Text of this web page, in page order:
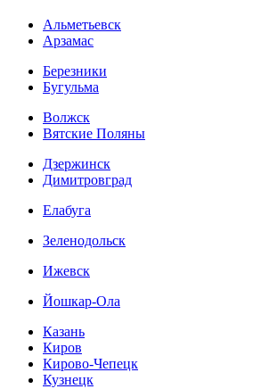
Альметьевск
Арзамас
Березники
Бугульма
Волжск
Вятские Поляны
Дзержинск
Димитровград
Елабуга
Зеленодольск
Ижевск
Йошкар-Ола
Казань
Киров
Кирово-Чепецк
Кузнецк